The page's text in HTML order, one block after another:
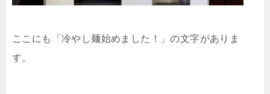
ここにも「冷やし麺始めました！」の文字がありま
す。